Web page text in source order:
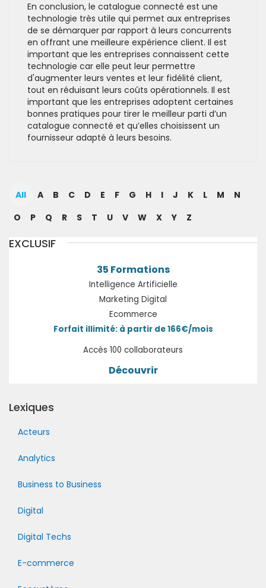
En conclusion, le catalogue connecté est une
technologie très utile qui permet aux entreprises
de se démarquer par rapport à leurs concurrents
en offrant une meilleure expérience client. Il est
important que les entreprises connaissent cette
technologie car elle peut leur permettre
d'augmenter leurs ventes et leur fidélité client,
tout en réduisant leurs coûts opérationnels. Il est
important que les entreprises adoptent certaines
bonnes pratiques pour tirer le meilleur parti d’un
catalogue connecté et qu’elles choisissent un
fournisseur adapté à leurs besoins.
All A B C D E F G H I J K L M
N
O
P Q R S T U V W X Y Z
EXCLUSIF
35 Formations
Intelligence Artificielle
Marketing Digital
Ecommerce
Forfait illimité: à partir de 166€/mois
Accès 100 collaborateurs
Découvrir
Lexiques
Acteurs
Analytics
Business to Business
Digital
Digital Techs
E-commerce